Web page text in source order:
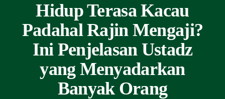
Hidup Terasa Kacau
Padahal Rajin Mengaji?
Ini Penjelasan Ustadz
yang Menyadarkan
Banyak Orang